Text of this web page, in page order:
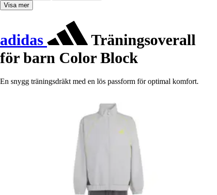
Visa mer
adidas
Träningsoverall
för barn Color Block
En snygg träningsdräkt med en lös passform för optimal komfort.